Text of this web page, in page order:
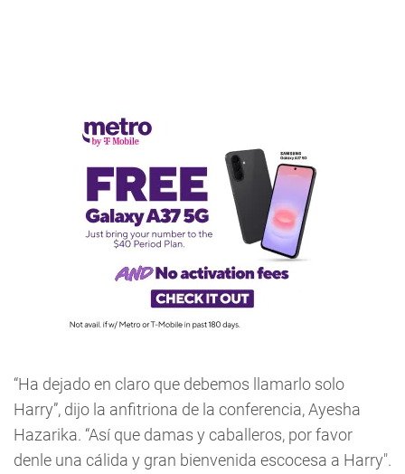
“Ha dejado en claro que debemos llamarlo solo
Harry”, dijo la anfitriona de la conferencia, Ayesha
Hazarika. “Así que damas y caballeros, por favor
denle una cálida y gran bienvenida escocesa a Harry".